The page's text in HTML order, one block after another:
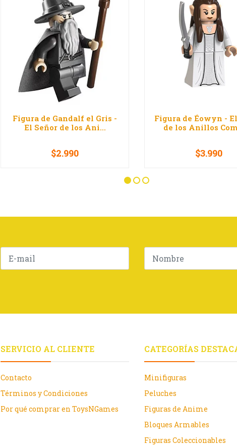
Figura de Gandalf el Gris -
El Señor de los Ani...
+
$2.990
Figura de Éowyn -
de los Anillos
+
$3.990
SERVICIO AL CLIENTE
Contacto
Términos y Condiciones
Por qué comprar en ToysNGames
CATEGORÍAS
Minifiguras
Peluches
Figuras de Anime
Bloques Armables
Figuras Coleccionables